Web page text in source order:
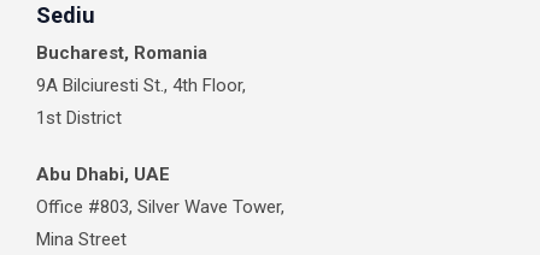
e
o
o
k
g
r
a
m
d
i
t
Sediu
Bucharest, Romania
9A Bilciuresti St., 4th Floor,
1st District
Abu Dhabi, UAE
Office #803, Silver Wave Tower,
Mina Street